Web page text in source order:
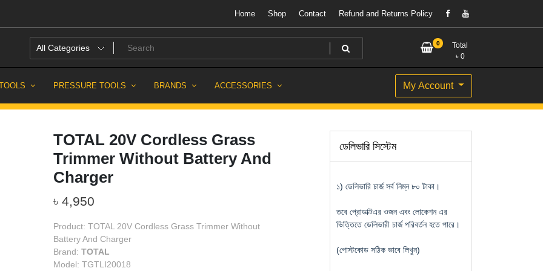
Home Shop Contact Refund and Returns Policy
0
Total
৳ 0
PRESSURE TOOLS BRANDS ACCESSORIES My Account
TOTAL 20V Cordless Grass
Trimmer Without Battery And
Charger
৳ 4,950
Product: TOTAL 20V Cordless Grass Trimmer Without
Battery And Charger
Brand: TOTAL
Model: TGTLI20018
ডেলিভারি সিস্টেম
১) ডেলিভারি চার্জ সর্ব নিম্ন ৮০ টাকা।
তবে প্রোডাক্টএর ওজন এবং লোকেশন এর
ভিত্তিতে ডেলিভারী চার্জ পরিবর্তন হতে পারে।
(পোস্টকোড সঠিক ভাবে লিখুন)